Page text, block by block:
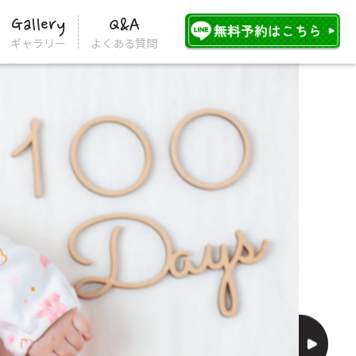
Gallery
ギャラリー
Q&A
よくある質問